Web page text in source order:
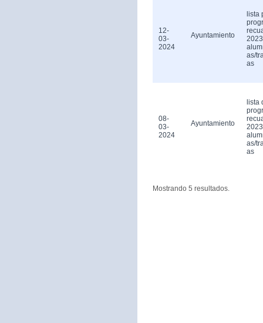
12-
03-
2024
Ayuntamiento
lista
as/
as
08-
03-
2024
Ayuntamiento
lista
as/
as
Mostrando 5 resultados.